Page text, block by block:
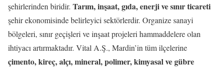
şehirlerinden biridir. Tarım, inşaat, gıda, enerji ve sınır ticareti
şehir ekonomisinde belirleyici sektörlerdir. Organize sanayi
bölgeleri, sınır geçişleri ve inşaat projeleri hammaddelere olan
ihtiyacı artırmaktadır. Vital A.Ş., Mardin’in tüm ilçelerine
çimento, kireç, alçı, mineral, polimer, kimyasal ve gübre